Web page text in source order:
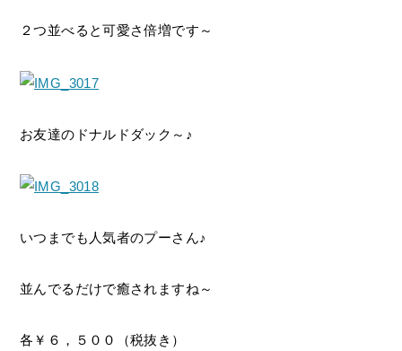
２つ並べると可愛さ倍増です～
お友達のドナルドダック～♪
いつまでも人気者のプーさん♪
並んでるだけで癒されますね～
各￥６，５００（税抜き）